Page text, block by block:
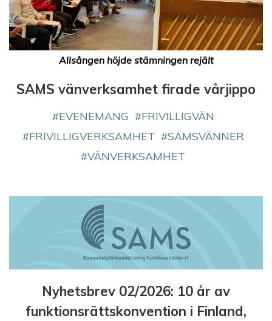
Allsången höjde stämningen rejält
SAMS vänverksamhet firade vårjippo
EVENEMANG
FRIVILLIGVÄN
FRIVILLIGVERKSAMHET
SAMSVÄNNER
VÄNVERKSAMHET
Nyhetsbrev 02/2026: 10 år av
funktionsrättskonvention i Finland,